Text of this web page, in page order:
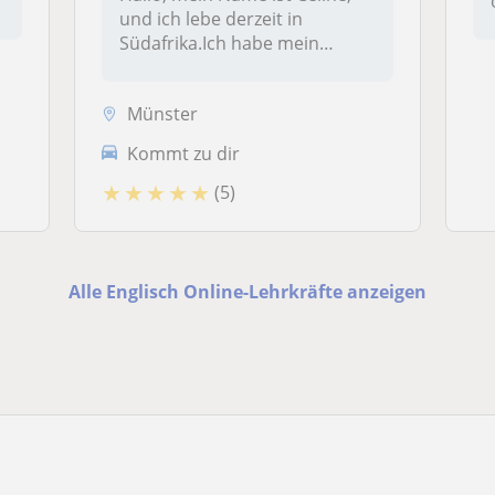
und ich lebe derzeit in
Südafrika.Ich habe mein
Münster
Kommt zu dir
★ ★ ★ ★ ★ (5)
Alle Englisch Online-Lehrkräfte anzeigen